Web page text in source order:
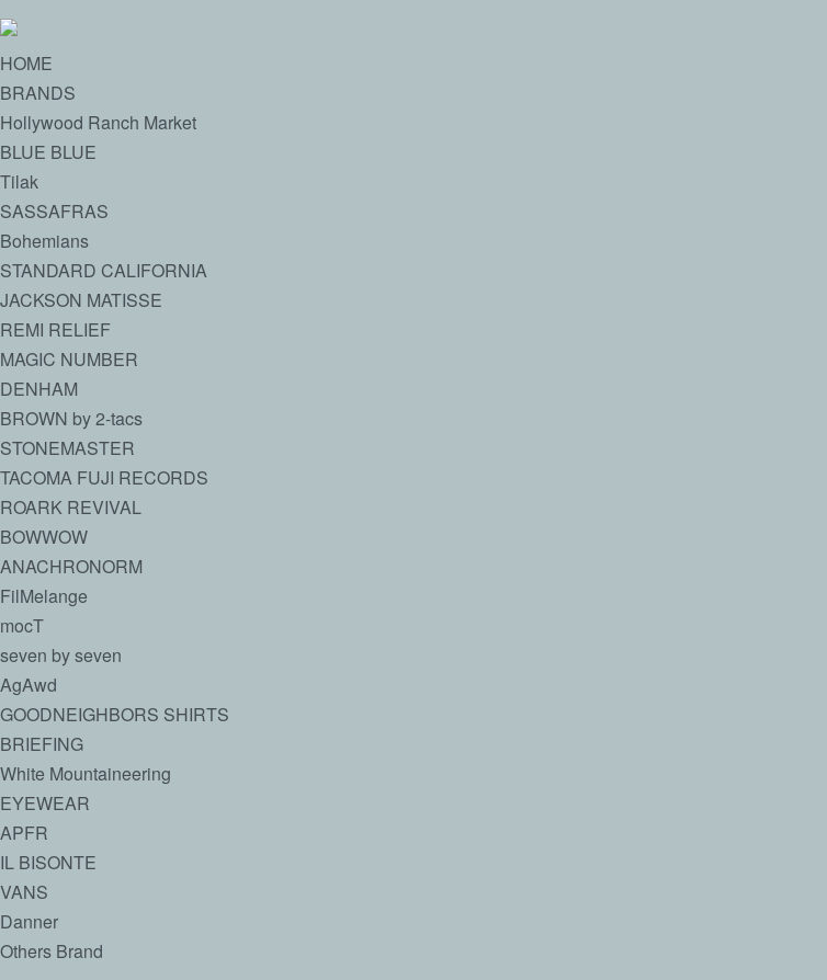
HOME
BRANDS
Hollywood Ranch Market
BLUE BLUE
Tilak
SASSAFRAS
Bohemians
STANDARD CALIFORNIA
JACKSON MATISSE
REMI RELIEF
MAGIC NUMBER
DENHAM
BROWN by 2-tacs
STONEMASTER
TACOMA FUJI RECORDS
ROARK REVIVAL
BOWWOW
ANACHRONORM
FilMelange
mocT
seven by seven
AgAwd
GOODNEIGHBORS SHIRTS
BRIEFING
White Mountaineering
EYEWEAR
APFR
IL BISONTE
VANS
Danner
Others Brand